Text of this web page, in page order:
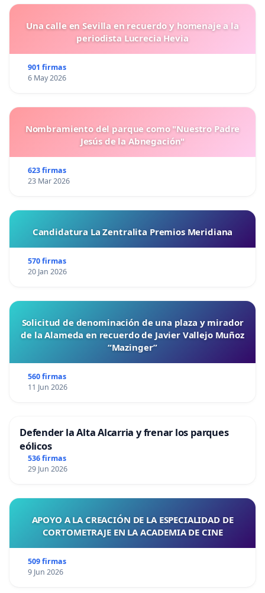
Una calle en Sevilla en recuerdo y homenaje a la
periodista Lucrecia Hevia
901 firmas
6 May 2026
Nombramiento del parque como "Nuestro Padre
Jesús de la Abnegación"
623 firmas
23 Mar 2026
Candidatura La Zentralita Premios Meridiana
570 firmas
20 Jan 2026
Solicitud de denominación de una plaza y mirador
de la Alameda en recuerdo de Javier Vallejo Muñoz
“Mazinger”
560 firmas
11 Jun 2026
Defender la Alta Alcarria y frenar los parques
eólicos
536 firmas
29 Jun 2026
APOYO A LA CREACIÓN DE LA ESPECIALIDAD DE
CORTOMETRAJE EN LA ACADEMIA DE CINE
509 firmas
9 Jun 2026